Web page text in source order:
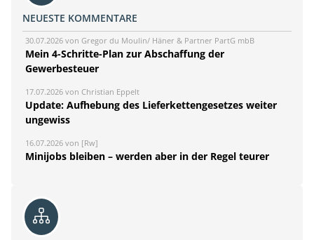
NEUESTE KOMMENTARE
30.07.2026 von Gregor du Moulin/ Häner & Partner PartG mbB
Mein 4-Schritte-Plan zur Abschaffung der
Gewerbesteuer
17.07.2026 von Christian Eppelt
Update: Aufhebung des Lieferkettengesetzes weiter
ungewiss
16.07.2026 von [Rw]
Minijobs bleiben – werden aber in der Regel teurer